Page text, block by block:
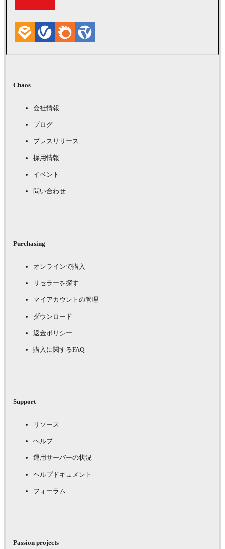
Chaos
会社情報
ブログ
プレスリリース
採用情報
イベント
問い合わせ
Purchasing
オンラインで購入
リセラーを探す
マイアカウントの管理
ダウンロード
返金ポリシー
購入に関するFAQ
Support
リソース
ヘルプ
運用サーバーの状況
ヘルプドキュメント
フォーラム
Passion projects